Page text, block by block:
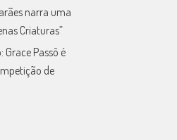
narra uma
Criaturas”
Grace Passô é
de